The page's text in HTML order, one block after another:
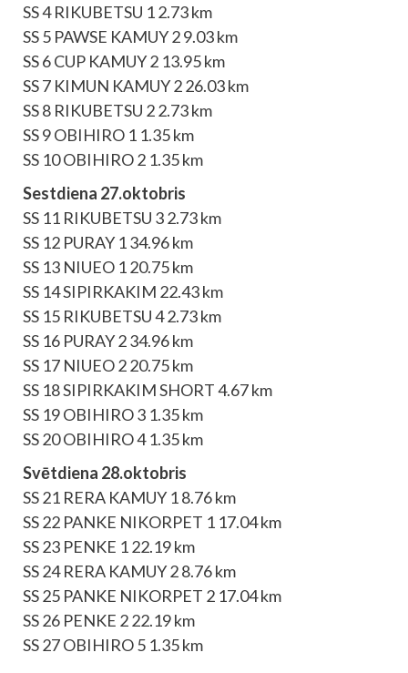
SS 4 RIKUBETSU 1 2.73 km
SS 5 PAWSE KAMUY 2 9.03 km
SS 6 CUP KAMUY 2 13.95 km
SS 7 KIMUN KAMUY 2 26.03 km
SS 8 RIKUBETSU 2 2.73 km
SS 9 OBIHIRO 1 1.35 km
SS 10 OBIHIRO 2 1.35 km
Sestdiena 27.oktobris
SS 11 RIKUBETSU 3 2.73 km
SS 12 PURAY 1 34.96 km
SS 13 NIUEO 1 20.75 km
SS 14 SIPIRKAKIM 22.43 km
SS 15 RIKUBETSU 4 2.73 km
SS 16 PURAY 2 34.96 km
SS 17 NIUEO 2 20.75 km
SS 18 SIPIRKAKIM SHORT 4.67 km
SS 19 OBIHIRO 3 1.35 km
SS 20 OBIHIRO 4 1.35 km
Svētdiena 28.oktobris
SS 21 RERA KAMUY 1 8.76 km
SS 22 PANKE NIKORPET 1 17.04 km
SS 23 PENKE 1 22.19 km
SS 24 RERA KAMUY 2 8.76 km
SS 25 PANKE NIKORPET 2 17.04 km
SS 26 PENKE 2 22.19 km
SS 27 OBIHIRO 5 1.35 km